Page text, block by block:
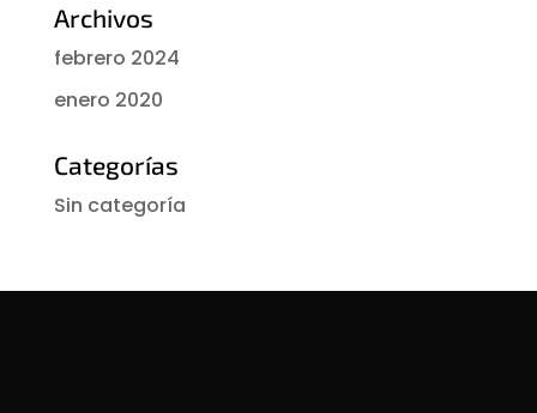
Archivos
febrero 2024
enero 2020
Categorías
Sin categoría